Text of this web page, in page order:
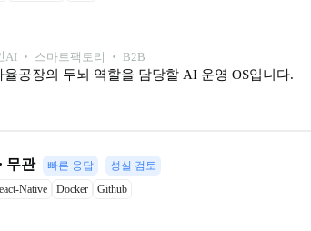
AI ‧ 스마트팩토리 ‧ B2B
공장의 두뇌 역할을 담당할 AI 운영 OS입니다.
무관 빠른 응답
성실 검토
Native Docker Github